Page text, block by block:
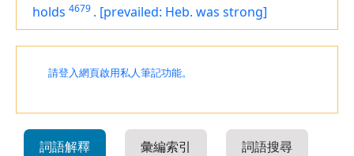
holds 4679 . [prevailed: Heb. was strong]
請登入網頁啟用私人筆記功能。
詞語解釋 彙編索引 詞語搜尋